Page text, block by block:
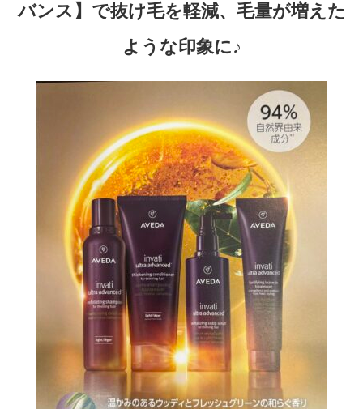
バンス】で抜け毛を軽減、毛量が増えた
ような印象に♪